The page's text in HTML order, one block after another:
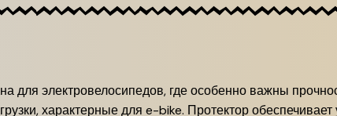
электровелосипедов, где особенно важны
характерные для e-bike. Протектор